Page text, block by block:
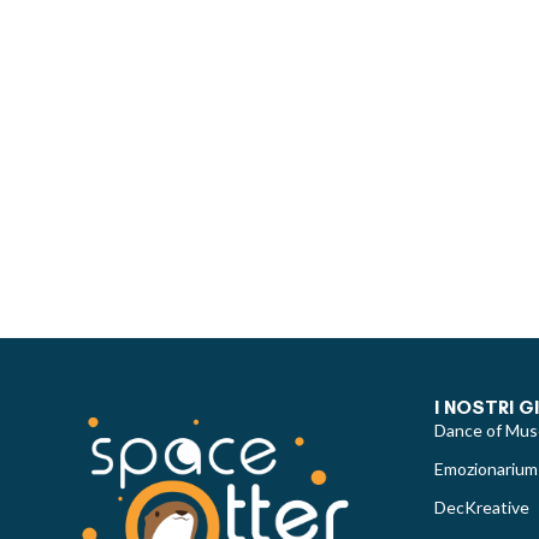
I NOSTRI
Dance of
Emozionarium
DecKreative